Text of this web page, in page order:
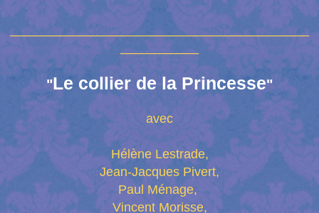
__________________________________________
___________
"Le collier de la Princesse"
avec
Hélène Lestrade,
Jean-Jacques Pivert,
Paul Ménage,
Vincent Morisse,